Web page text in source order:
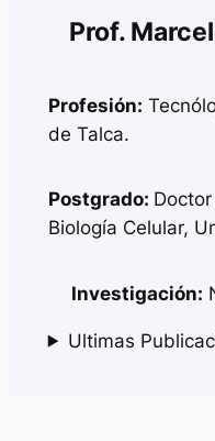
Prof.
Profesión:
de Talca.
Postgrado:
Biología Celular,
Investigación:
Ultimas